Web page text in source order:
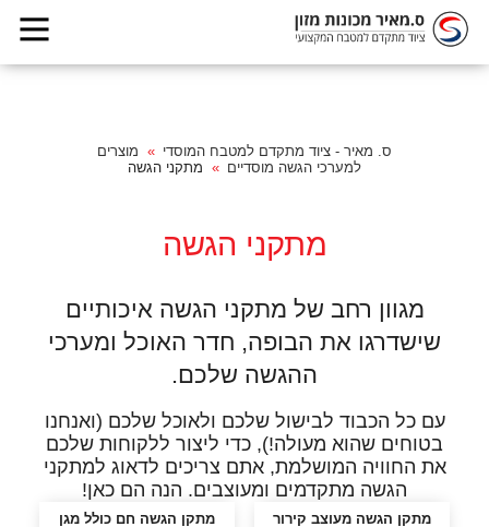
ס. מאיר - ציוד מתקדם למטבח המוסדי
מוצרים
למערכי הגשה מוסדיים
מתקני הגשה
מתקני הגשה
מגוון רחב של מתקני הגשה איכותיים
שישדרגו את הבופה, חדר האוכל ומערכי
ההגשה שלכם.
עם כל הכבוד לבישול שלכם ולאוכל שלכם (ואנחנו
בטוחים שהוא מעולה!), כדי ליצור ללקוחות שלכם
את החוויה המושלמת, אתם צריכים לדאוג למתקני
הגשה מתקדמים ומעוצבים. הנה הם כאן!
מתקן הגשה מעוצב קירור
מתקן הגשה חם כולל מגן